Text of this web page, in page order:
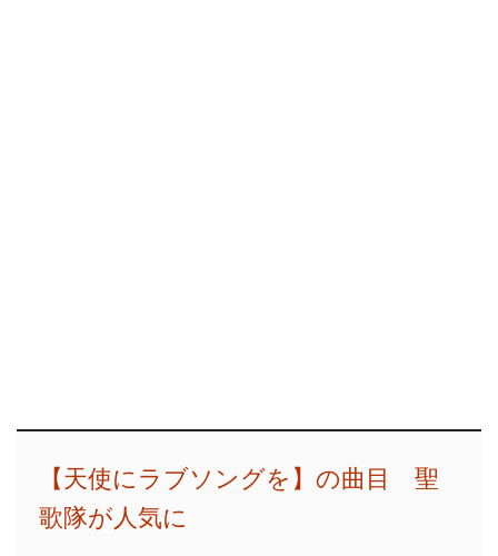
【天使にラブソングを】の曲目 聖
歌隊が人気に